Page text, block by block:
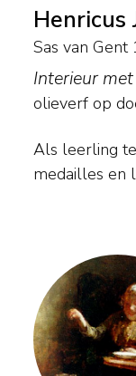
Henricus
Sas van
Interieur
olieverf op
Als leerling
medailles en
Schilderde en